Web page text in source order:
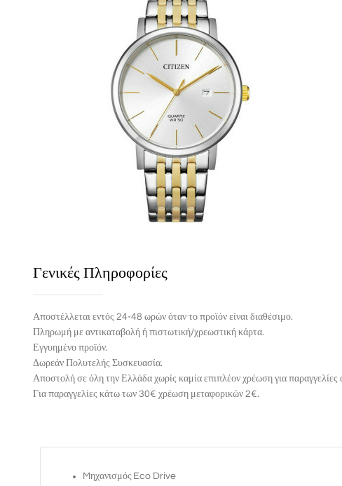
Γενικές Πληροφορίες
Αποστέλλεται εντός 24-48 ωρών όταν το προϊόν είναι διαθέσιμο.
Πληρωμή με αντικαταβολή ή πιστωτική/χρεωστική κάρτα.
Εγγυημένο προϊόν.
Δωρεάν Πολυτελής Συσκευασία.
Αποστολή σε όλη την Ελλάδα χωρίς καμία επιπλέον χρέωση για
Για παραγγελίες κάτω των 30€ χρέωση μεταφορικών 2€.
Mηχανισμός Eco Drive